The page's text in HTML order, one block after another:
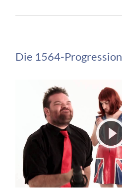
Die 1564-Progression